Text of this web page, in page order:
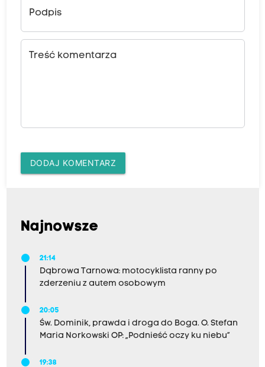
Podpis
Treść komentarza
DODAJ KOMENTARZ
Najnowsze
21:14
Dąbrowa Tarnowa: motocyklista ranny po
zderzeniu z autem osobowym
20:05
Św. Dominik, prawda i droga do Boga. O. Stefan
Maria Norkowski OP: „Podnieść oczy ku niebu”
19:38